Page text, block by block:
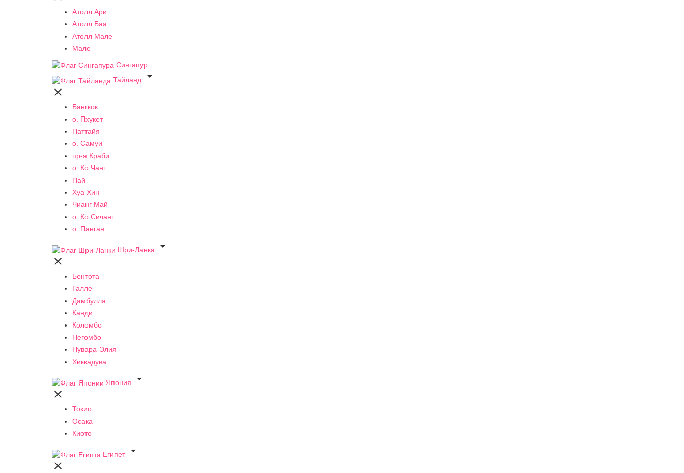
Атолл Ари
Атолл Баа
Атолл Мале
Мале
Сингапур
Тайланд


Бангкок
о. Пхукет
Паттайя
о. Самуи
пр-я Краби
о. Ко Чанг
Пай
Хуа Хин
Чианг Май
о. Ко Сичанг
о. Панган
Шри-Ланка


Бентота
Галле
Дамбулла
Канди
Коломбо
Негомбо
Нувара-Элия
Хиккадува
Япония


Токио
Осака
Киото
Египет

